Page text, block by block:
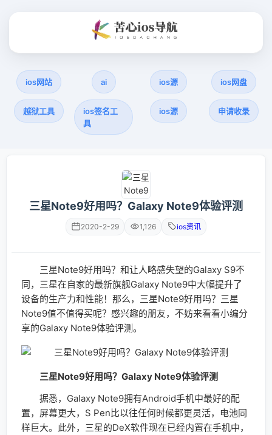
ios网站 ai ios源 ios网盘
越狱工具
ios签名工
具
ios源 申请收录
三星Note9好用吗？Galaxy Note9体验评测
2020-2-29 1,126 ios资讯
三星Note9好用吗？和让人略感失望的Galaxy S9不
同，三星在自家的最新旗舰Galaxy Note9中大幅提升了
设备的生产力和性能！那么，三星Note9好用吗？三星
Note9值不值得买呢？感兴趣的朋友，不妨来看看小编分
享的Galaxy Note9体验评测。
三星Note9好用吗？Galaxy Note9体验评测
据悉，Galaxy Note9拥有Android手机中最好的配
置，屏幕更大，S Pen比以往任何时候都更灵活，电池同
样巨大。此外，三星的DeX软件现在已经内置在手机中，